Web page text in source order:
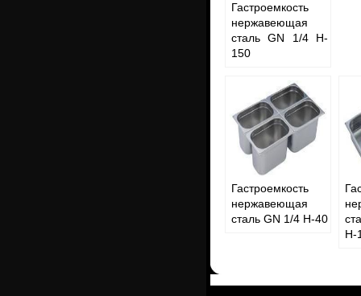
Гастроемкость
нержавеющая
сталь GN 1/4 H-
150
Гастроемкость
нержавеющая
сталь GN 1/4 Н-40
Н-